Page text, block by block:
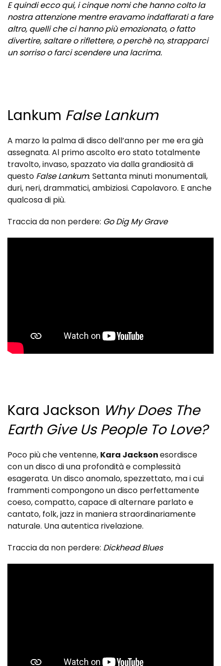
E quindi ecco qui, i cinque nomi che hanno colto la
nostra attenzione mentre eravamo indaffarati a fare
altro, quelli che ci hanno più emozionato, o fatto
divertire, saltare o riflettere, o perchè no, strapparci
un sorriso o farci scendere una lacrima.
Lankum False Lankum
A marzo la palma di disco dell’anno per me era già
assegnata. Al primo ascolto ero stato totalmente
travolto, invaso, spazzato via dalla grandiosità di
questo False Lankum. Settanta minuti monumentali,
duri, neri, drammatici, ambiziosi. Capolavoro. E anche
qualcosa di più.
Traccia da non perdere: Go Dig My Grave
Kara Jackson Why Does The
Earth Give Us People To Love?
Poco più che ventenne, Kara Jacksonesordisce
con un disco di una profondità e complessità
esagerata. Un disco anomalo, spezzettato, ma i cui
frammenti compongono un disco perfettamente
coeso, compatto, capace di alternare parlato e
cantato, folk, jazz in maniera straordinariamente
naturale. Una autentica rivelazione.
Traccia da non perdere: Dickhead Blues